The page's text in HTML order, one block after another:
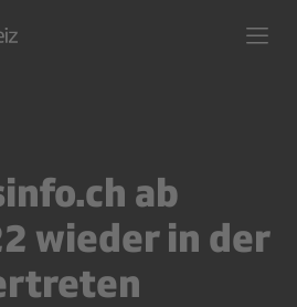
ab
wieder in der